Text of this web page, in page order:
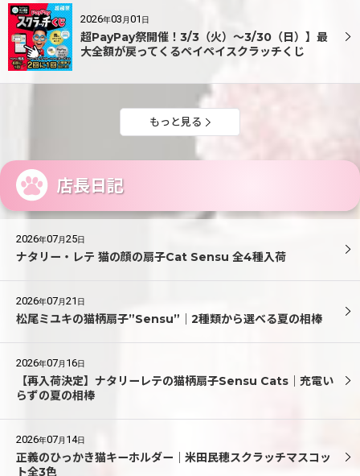
2026年03 月01 日
超PayPay祭開催！3/3（火）～3/30（日）】最
大全額が戻ってくるペイペイスクラッチくじ
もっと見る
店長日記
2026年07月25日
ナタリー・レテ 猫の顔の扇子Cat Sensu 全4種入荷
2026年07月21 日
松尾ミユキの猫柄扇子”Sensu”｜2種類から選べる夏の相棒
2026年07月 16日
【再入荷決定】ナタリーレテの猫柄扇子Sensu Cats｜充電い
らずの夏の相棒
2026年07月 14日
正義のひっかき猫キーホルダー｜米田民穂スクラッチマスコッ
ト全3色